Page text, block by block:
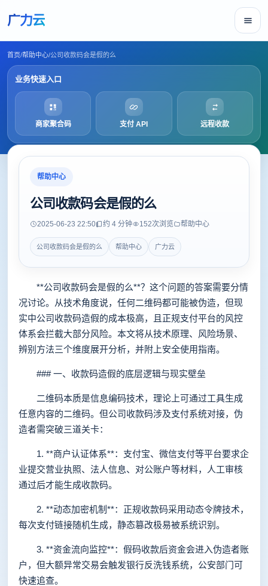
广力云
首页/帮助中心/公司收款码会是假的么
业务快速入口
商家聚合码 支付 API 远程收款
帮助中心
公司收款码会是假的么
2025-06-23 22:50 约 4 分钟 152次浏览 帮助中心
公司收款码会是假的么 帮助中心 广力云
**公司收款码会是假的么**？这个问题的答案需要分情
况讨论。从技术角度说，任何二维码都可能被伪造，但现
实中公司收款码造假的成本极高，且正规支付平台的风控
体系会拦截大部分风险。本文将从技术原理、风险场景、
辨别方法三个维度展开分析，并附上安全使用指南。
### 一、收款码造假的底层逻辑与现实壁垒
二维码本质是信息编码技术，理论上可通过工具生成
任意内容的二维码。但公司收款码涉及支付系统对接，伪
造者需突破三道关卡：
1. **商户认证体系**：支付宝、微信支付等平台要求企
业提交营业执照、法人信息、对公账户等材料，人工审核
通过后才能生成收款码。
2. **动态加密机制**：正规收款码采用动态令牌技术，
每次支付链接随机生成，静态篡改极易被系统识别。
3. **资金流向监控**：假码收款后资金会进入伪造者账
户，但大额异常交易会触发银行反洗钱系统，公安部门可
快速追查。